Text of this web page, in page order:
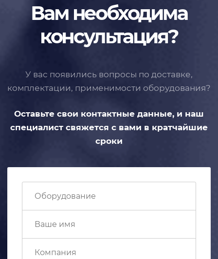
Вам необходима
консультация?
У вас появились вопросы по доставке,
комплектации, применимости оборудования?
Оставьте свои контактные данные, и наш
специалист свяжется с вами в кратчайшие
сроки